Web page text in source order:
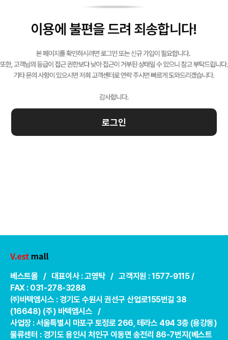
로그인
베스트몰 / 대표이사 : 고영탁 / 고객지원 : 1577-9115 /
FAX : 031-278-3288
㈜바텍엠시스 : 경기도 수원시 권선구 산업로155번길 38
(16648) (주) 바텍엠시스 /
사업장 : 서울특별시 마포구 토정로 266, 테라스 494 3층 (용강동)
물류센터 : 경기도 용인시 처인구 이동면 송전리 86-7번지(베스트